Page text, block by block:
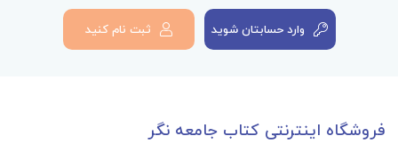
وارد حسابتان شوید ثبت نام کنید
فروشگاه اینترنتی کتاب جامعه نگر